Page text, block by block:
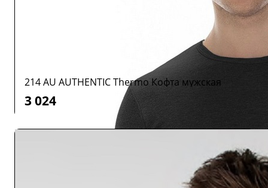
214 AU AUTHENTIC Thermo Кофта мужская
3 024